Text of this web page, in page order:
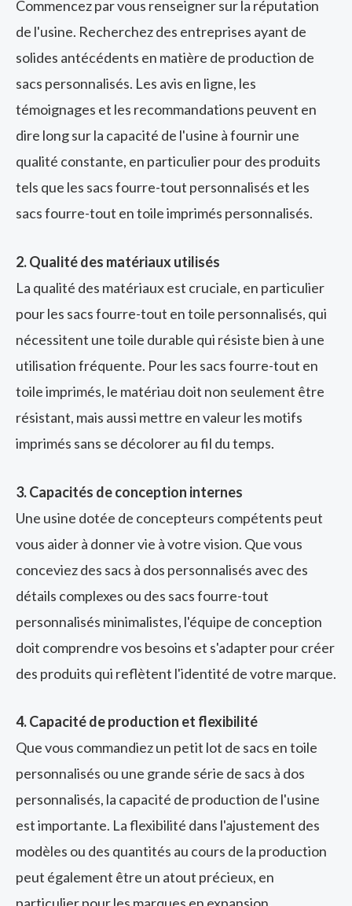
Commencez par vous renseigner sur la réputation
de l'usine. Recherchez des entreprises ayant de
solides antécédents en matière de production de
sacs personnalisés. Les avis en ligne, les
témoignages et les recommandations peuvent en
dire long sur la capacité de l'usine à fournir une
qualité constante, en particulier pour des produits
tels que les sacs fourre-tout personnalisés et les
sacs fourre-tout en toile imprimés personnalisés.
2. Qualité des matériaux utilisés
La qualité des matériaux est cruciale, en particulier
pour les sacs fourre-tout en toile personnalisés, qui
nécessitent une toile durable qui résiste bien à une
utilisation fréquente. Pour les sacs fourre-tout en
toile imprimés, le matériau doit non seulement être
résistant, mais aussi mettre en valeur les motifs
imprimés sans se décolorer au fil du temps.
3. Capacités de conception internes
Une usine dotée de concepteurs compétents peut
vous aider à donner vie à votre vision. Que vous
conceviez des sacs à dos personnalisés avec des
détails complexes ou des sacs fourre-tout
personnalisés minimalistes, l'équipe de conception
doit comprendre vos besoins et s'adapter pour créer
des produits qui reflètent l'identité de votre marque.
4. Capacité de production et flexibilité
Que vous commandiez un petit lot de sacs en toile
personnalisés ou une grande série de sacs à dos
personnalisés, la capacité de production de l'usine
est importante. La flexibilité dans l'ajustement des
modèles ou des quantités au cours de la production
peut également être un atout précieux, en